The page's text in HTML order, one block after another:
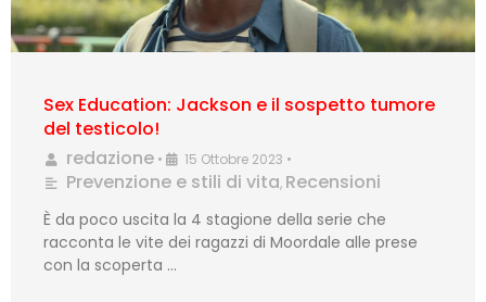
Sex Education: Jackson e il sospetto tumore
del testicolo!
redazione • 15 Ottobre 2023 •
Prevenzione e stili di vita, Recensioni
È da poco uscita la 4 stagione della serie che
racconta le vite dei ragazzi di Moordale alle prese
con la scoperta …